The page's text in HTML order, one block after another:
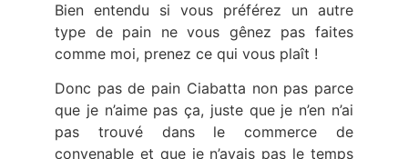
Bien entendu si vous préférez un autre
type de pain ne vous gênez pas faites
comme moi, prenez ce qui vous plaît !
Donc pas de pain Ciabatta non pas parce
que je n’aime pas ça, juste que je n’en n’ai
pas trouvé dans le commerce de
convenable et que je n’avais pas le temps